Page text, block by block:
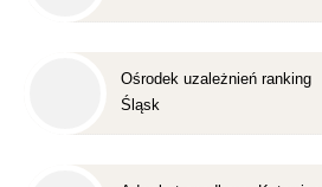
Ośrodek uzależnień ranking
Śląsk